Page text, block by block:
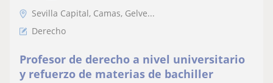
Sevilla Capital, Camas, Gelve...
Derecho
Profesor de derecho a nivel universitario
y refuerzo de materias de bachiller